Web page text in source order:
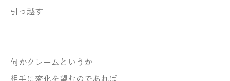
引っ越す
何かクレームというか